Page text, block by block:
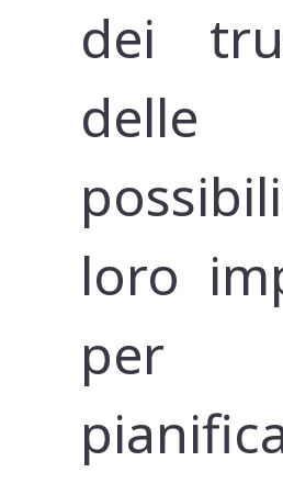
dei
delle
loro